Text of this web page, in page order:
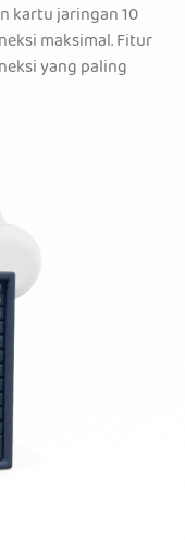
kartu jaringan 10
maksimal. Fitur
yang paling